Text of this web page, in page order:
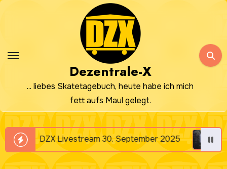
Dezentrale-X
... liebes Skatetagebuch, heute habe ich mich
fett aufs Maul gelegt.
DZX Livestream 30. September 2025 DZX